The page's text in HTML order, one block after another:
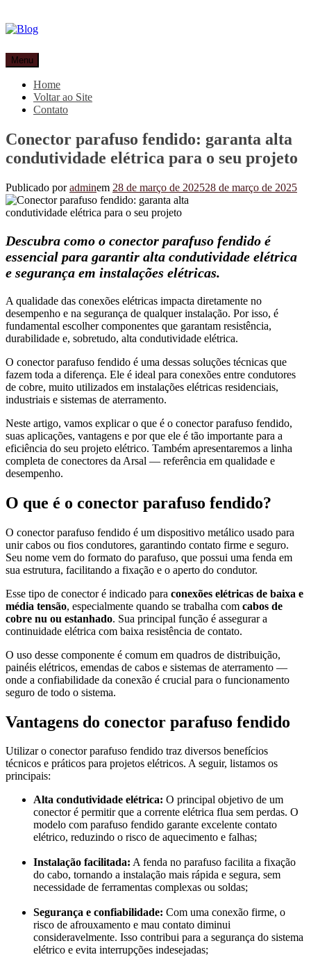
para
o
Blog
Especialistas em conectores e acessórios
Menu
Home
Voltar ao Site
Contato
Conector parafuso fendido: garanta alta
condutividade elétrica para o seu projeto
Publicado poradminem 28 de março de 202528 de março de 2025
Descubra como o conector parafuso fendido é
essencial para garantir alta condutividade elétrica
e segurança em instalações elétricas.
A qualidade das conexões elétricas impacta diretamente no
desempenho e na segurança de qualquer instalação. Por isso, é
fundamental escolher componentes que garantam resistência,
durabilidade e, sobretudo, alta condutividade elétrica.
O conector parafuso fendido é uma dessas soluções técnicas que
fazem toda a diferença. Ele é ideal para conexões entre condutores
de cobre, muito utilizados em instalações elétricas residenciais,
industriais e sistemas de aterramento.
Neste artigo, vamos explicar o que é o conector parafuso fendido,
suas aplicações, vantagens e por que ele é tão importante para a
eficiência do seu projeto elétrico. Também apresentaremos a linha
completa de conectores da Arsal — referência em qualidade e
desempenho.
O que é o conector parafuso fendido?
O conector parafuso fendido é um dispositivo metálico usado para
unir cabos ou fios condutores, garantindo contato firme e seguro.
Seu nome vem do formato do parafuso, que possui uma fenda em
sua estrutura, facilitando a fixação e o aperto do condutor.
Esse tipo de conector é indicado para conexões elétricas de baixa e
média tensão, especialmente quando se trabalha com cabos de
cobre nu ou estanhado. Sua principal função é assegurar a
continuidade elétrica com baixa resistência de contato.
O uso desse componente é comum em quadros de distribuição,
painéis elétricos, emendas de cabos e sistemas de aterramento —
onde a confiabilidade da conexão é crucial para o funcionamento
seguro de todo o sistema.
Vantagens do conector parafuso fendido
Utilizar o conector parafuso fendido traz diversos benefícios
técnicos e práticos para projetos elétricos. A seguir, listamos os
principais:
Alta condutividade elétrica: O principal objetivo de um
conector é permitir que a corrente elétrica flua sem perdas. O
modelo com parafuso fendido garante excelente contato
elétrico, reduzindo o risco de aquecimento e falhas;
Instalação facilitada: A fenda no parafuso facilita a fixação
do cabo, tornando a instalação mais rápida e segura, sem
necessidade de ferramentas complexas ou soldas;
Segurança e confiabilidade: Com uma conexão firme, o
risco de afrouxamento e mau contato diminui
consideravelmente. Isso contribui para a segurança do sistema
elétrico e evita interrupções indesejadas;